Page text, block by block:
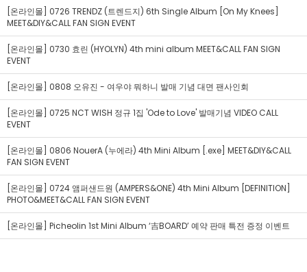
[온라인몰] 0726 TRENDZ (트렌드지) 6th Single Album [On My Knees]
MEET&DIY&CALL FAN SIGN EVENT
[온라인몰] 0730 효린 (HYOLYN) 4th mini album MEET&CALL FAN SIGN
EVENT
[온라인몰] 0808 오유진 - 여우야 뭐하니 발매 기념 대면 팬사인회
[온라인몰] 0725 NCT WISH 정규 1집 'Ode to Love' 발매기념 VIDEO CALL
EVENT
[온라인몰] 0806 NouerA (누에라) 4th Mini Album [.exe] MEET&DIY&CALL
FAN SIGN EVENT
[온라인몰] 0724 앰퍼샌드원 (AMPERS&ONE) 4th Mini Album [DEFINITION]
PHOTO&MEET&CALL FAN SIGN EVENT
[온라인몰] Picheolin 1st Mini Album ‘吉BOARD’ 예약 판매 특전 증정 이벤트